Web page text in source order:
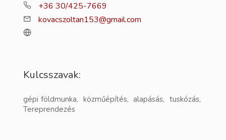
+36 30/425-7669
kovacszoltan153@gmail.com
Kulcsszavak:
gépi földmunka, közműépítés, alapásás, tuskózás,
Tereprendezés